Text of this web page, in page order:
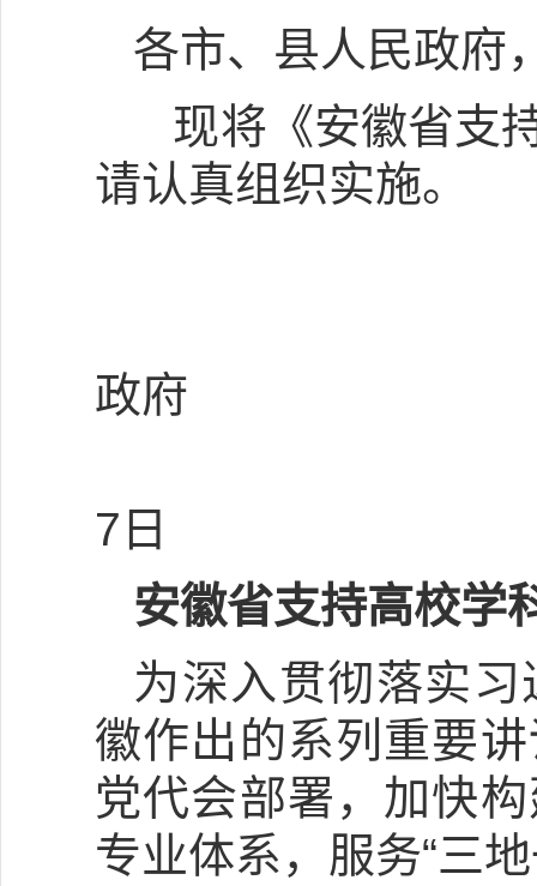
各市、县人民政府
现将《安徽省支
请认真组织实施。
政府
7日
安徽省支持高校学
为深入贯彻落实
徽作出的系列重要
党代会部署，加快
专业体系，服务“三